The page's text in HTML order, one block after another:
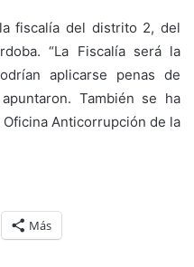
fiscalía del distrito 2, del
“La Fiscalía será la
aplicarse penas de
También se ha
Anticorrupción de la
Más